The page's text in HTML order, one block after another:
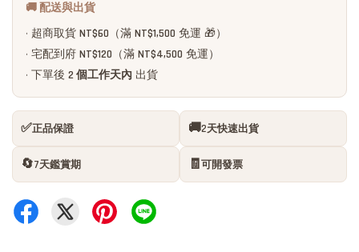
🚚 配送與出貨
• 超商取貨 NT$60 （滿 NT$1,500 免運 🎁）
• 宅配到府 NT$120 （滿 NT$4,500 免運）
• 下單後 2 個工作天內 出貨
✅正品保證 🚚2天快速出貨
🔄7天鑑賞期 🧾 可開發票